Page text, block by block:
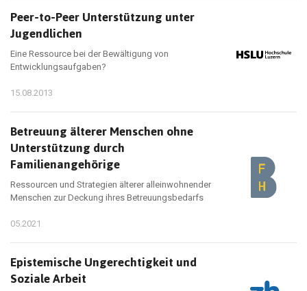
Peer-to-Peer Unterstützung unter
Jugendlichen
Eine Ressource bei der Bewältigung von
Entwicklungsaufgaben?
15.08.2013
Betreuung älterer Menschen ohne
Unterstützung durch
Familienangehörige
Ressourcen und Strategien älterer alleinwohnender
Menschen zur Deckung ihres Betreuungsbedarfs
05.2021
Epistemische Ungerechtigkeit und
Soziale Arbeit